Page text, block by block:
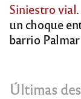
Siniestro vial.
un choque
barrio Palmar
Últimas